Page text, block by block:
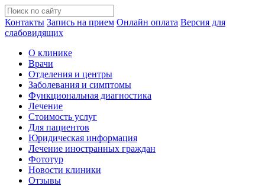
Контакты Запись на прием Онлайн оплата Версия для
слабовидящих
О клинике
Врачи
Отделения и центры
Заболевания и симптомы
Функциональная диагностика
Лечение
Стоимость услуг
Для пациентов
Юридическая информация
Лечение иностранных граждан
Фототур
Новости клиники
Отзывы